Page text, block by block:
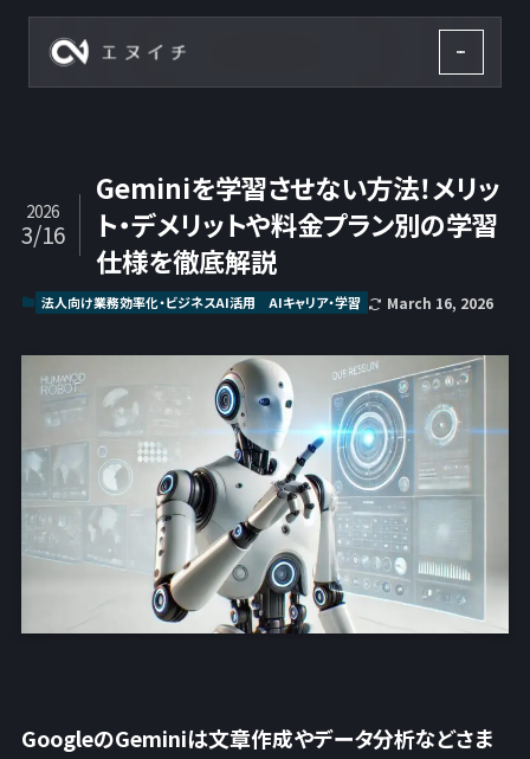
Geminiを学習させない方法！メリッ
ト・デメリットや料金プラン別の学習
仕様を徹底解説
2026
3/16
法人向け業務効率化・ビジネスAI活用 AIキャリア・学習 March 16, 2026
GoogleのGeminiは文章作成やデータ分析などさま